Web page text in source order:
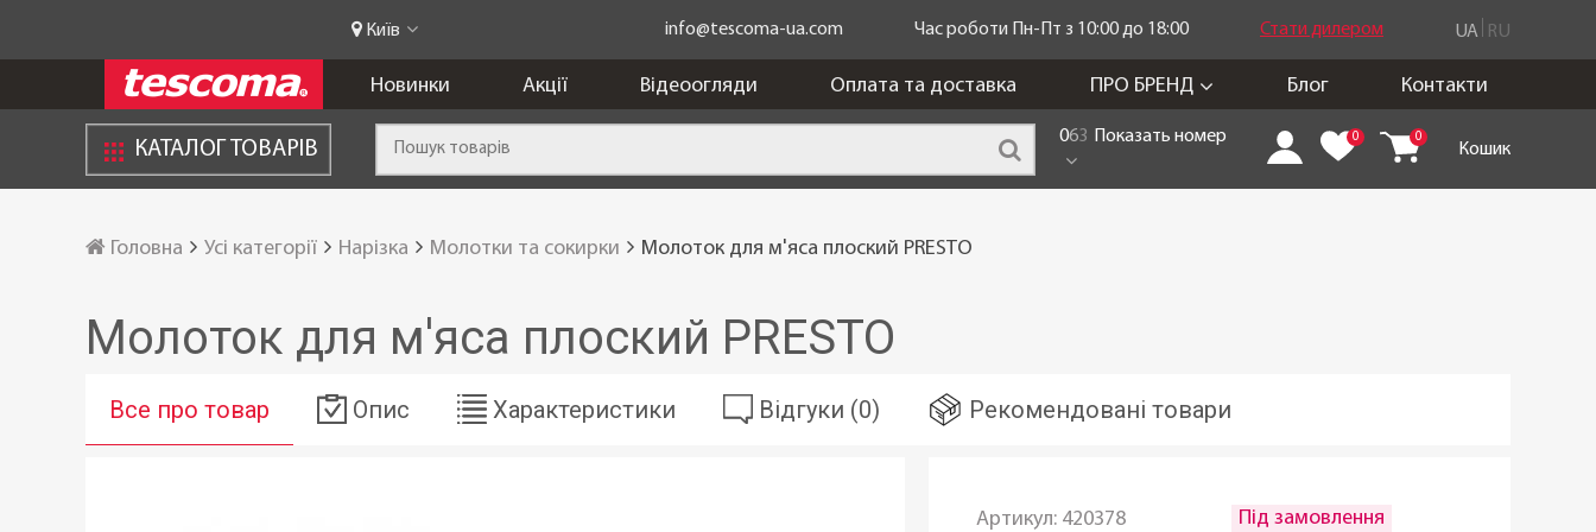
Київ info@tescoma-ua.com Час роботи Пн-Пт з 10:00 до 18:00 Стати дилером UA RU
Новинки Акції Відеоогляди Оплата та доставка ПРО БРЕНД Блог Контакти
КАТАЛОГ ТОВАРІВ
063 Показать номер 0 0
Кошик
Головна Усі категорії Нарізка Молотки та сокирки Молоток для м'яса плоский PRESTO
Молоток для м'яса плоский PRESTO
Все про товар Опис Характеристики Відгуки (0) Рекомендовані товари
Артикул: 420378 Під замовлення